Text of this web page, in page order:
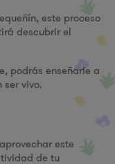
este proceso
descubrir el
podrás enseñarle a
vivo.
este
de tu